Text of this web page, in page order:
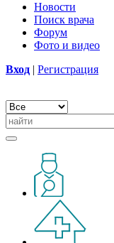
Новости
Поиск врача
Форум
Фото и видео
Вход | Регистрация